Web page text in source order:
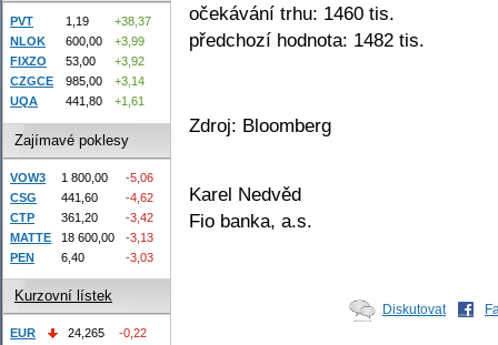
očekávání trhu: 1460 tis.
předchozí hodnota: 1482 tis.
Zdroj: Bloomberg
Karel Nedvěd
Fio banka, a.s.
Diskutovat
PVT 1,19
+38,37
NLOK
600,00
+3,99
FIXZO
53,00
+3,92
CZGCE
985,00
+3,14
UQA
441,80 +1,61
Zajímavé poklesy
VOW3 1 800,00
-5,06
CSG
441,60
-4,62
CTP
361,20
-3,42
MATTE
18 600,00
-3,13
PEN
6,40 -3,03
Kurzovní lístek
EUR 24,265
-0,22